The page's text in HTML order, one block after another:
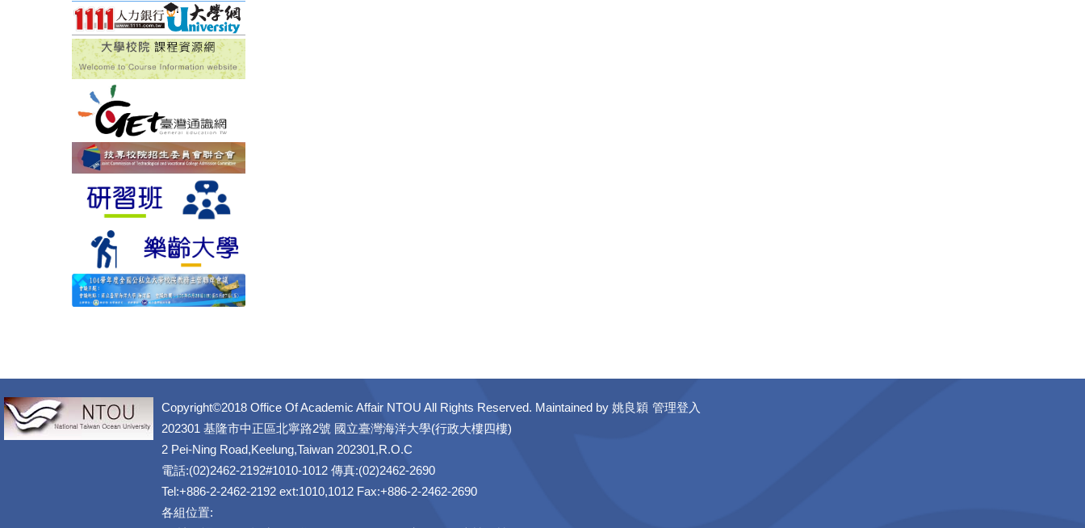
Copyright©2018 Office Of Academic Affair NTOU All Rights Reserved. Maintained by 姚良穎 管理登入
202301 基隆市中正區北寧路2號 國立臺灣海洋大學(行政大樓四樓)
2 Pei-Ning Road,Keelung,Taiwan 202301,R.O.C
電話:(02)2462-2192#1010-1012 傳真:(02)2462-2690
Tel:+886-2-2462-2192 ext:1010,1012 Fax:+886-2-2462-2690
各組位置: